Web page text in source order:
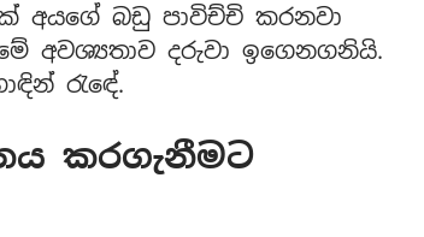
බඩු පාවිච්චි කරනවා
අවශ්‍යතාව දරුවා ඉගෙනගනියි.
රැඳේ.
කරගැනීමට